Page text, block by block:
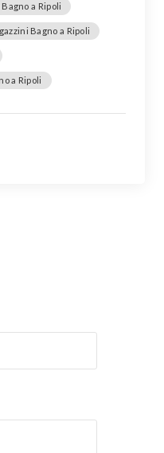
a Ripoli
Bagno a Ripoli
a Ripoli